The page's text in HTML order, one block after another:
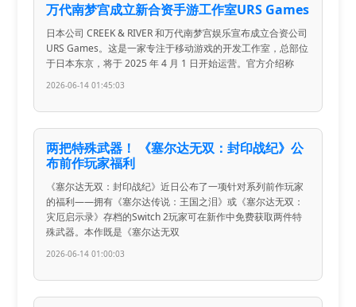
万代南梦宫成立新合资手游工作室URS Games
日本公司 CREEK & RIVER 和万代南梦宫娱乐宣布成立合资公司
URS Games。这是一家专注于移动游戏的开发工作室，总部位
于日本东京，将于 2025 年 4 月 1 日开始运营。官方介绍称
2026-06-14 01:45:03
两把特殊武器！ 《塞尔达无双：封印战纪》公
布前作玩家福利
《塞尔达无双：封印战纪》近日公布了一项针对系列前作玩家
的福利——拥有《塞尔达传说：王国之泪》或《塞尔达无双：
灾厄启示录》存档的Switch 2玩家可在新作中免费获取两件特
殊武器。本作既是《塞尔达无双
2026-06-14 01:00:03